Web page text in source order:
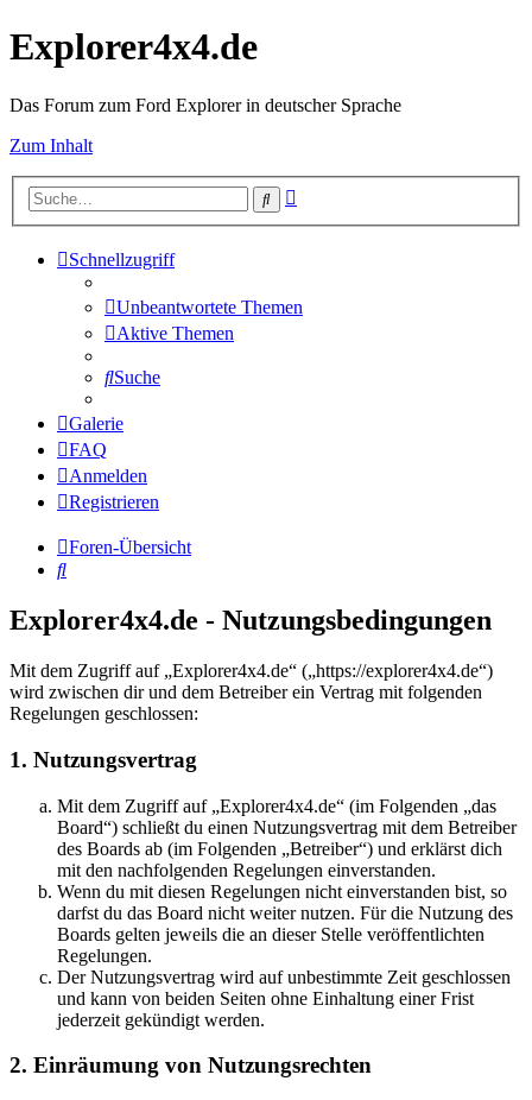
Explorer4x4.de
Das Forum zum Ford Explorer in deutscher Sprache
Zum Inhalt
Suche
Schnellzugriff
Unbeantwortete Themen
Aktive Themen
Suche
Galerie
FAQ
Anmelden
Registrieren
Foren-Übersicht
Suche
Explorer4x4.de - Nutzungsbedingungen
Mit dem Zugriff auf „Explorer4x4.de“ („https://explorer4x4.de“)
wird zwischen dir und dem Betreiber ein Vertrag mit folgenden
Regelungen geschlossen:
1. Nutzungsvertrag
Mit dem Zugriff auf „Explorer4x4.de“ (im Folgenden „das
Board“) schließt du einen Nutzungsvertrag mit dem Betreiber
des Boards ab (im Folgenden „Betreiber“) und erklärst dich
mit den nachfolgenden Regelungen einverstanden.
Wenn du mit diesen Regelungen nicht einverstanden bist, so
darfst du das Board nicht weiter nutzen. Für die Nutzung des
Boards gelten jeweils die an dieser Stelle veröffentlichten
Regelungen.
Der Nutzungsvertrag wird auf unbestimmte Zeit geschlossen
und kann von beiden Seiten ohne Einhaltung einer Frist
jederzeit gekündigt werden.
2. Einräumung von Nutzungsrechten